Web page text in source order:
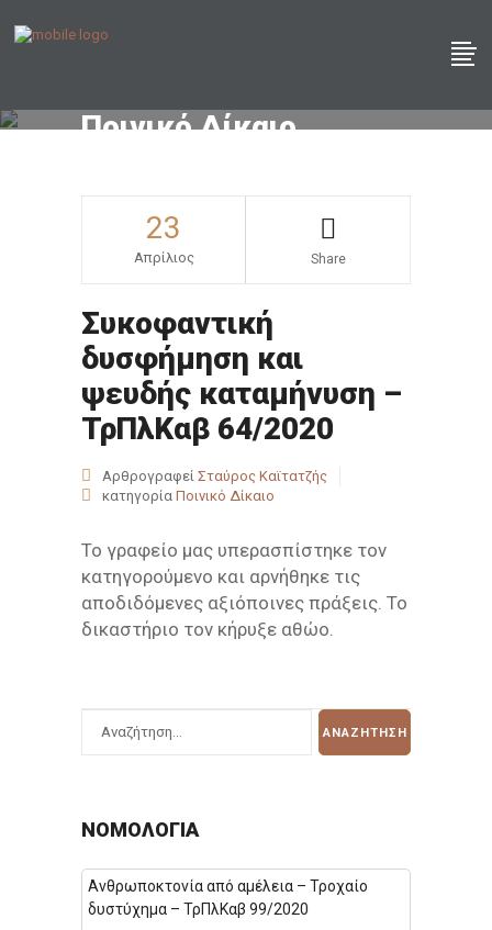
Ποινικό Δίκαιο
23
Απρίλιος Share
Συκοφαντική
δυσφήμηση και
ψευδής καταμήνυση –
ΤρΠλΚαβ 64/2020
Αρθρογραφεί Σταύρος Καϊτατζής
κατηγορία Ποινικό Δίκαιο
Το γραφείο μας υπερασπίστηκε τον
κατηγορούμενο και αρνήθηκε τις
αποδιδόμενες αξιόποινες πράξεις. Το
δικαστήριο τον κήρυξε αθώο.
ΝΟΜΟΛΟΓΊΑ
Ανθρωποκτονία από αμέλεια – Τροχαίο
δυστύχημα – ΤρΠλΚαβ 99/2020